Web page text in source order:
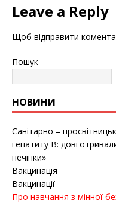
Leave a Reply
Щоб відправити
Пошук
НОВИНИ
Санітарно –
гепатиту B:
печінки»
Вакцинація
Вакцинації
Про навчання з мінної